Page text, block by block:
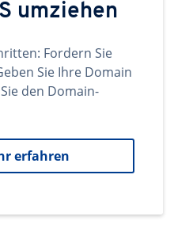
umziehen
Fordern Sie
Sie Ihre Domain
den Domain-
erfahren